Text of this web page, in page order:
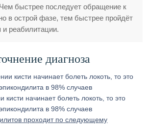
быстрее последует обращение к
в острой фазе, тем быстрее пройдёт
и реабилитации.
диагноза
кисти начинает болеть локоть, то это
в 98% случаев
проходит по следующему